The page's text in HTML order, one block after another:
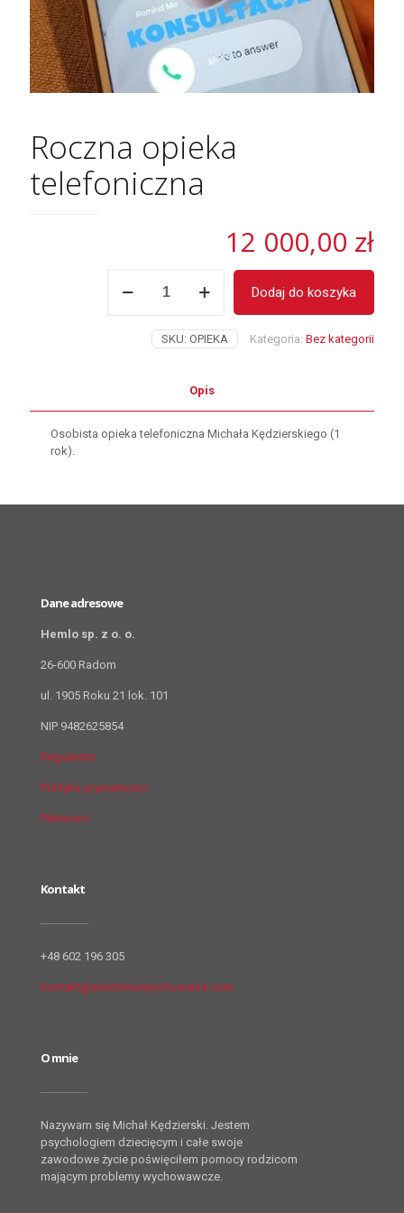
Roczna opieka
telefoniczna
12 000,00 zł
Roczna
telefoniczna
Dodaj do koszyka
SKU: OPIEKA Kategoria: Bez kategorii
Opis
Osobista opieka telefoniczna Michała Kędzierskiego (1
rok).
Dane adresowe
Hemlo sp. z o. o.
26-600 Radom
ul. 1905 Roku 21 lok. 101
NIP 9482625854
Regulamin
Polityka prywatnosci
Płatności
Kontakt
+48 602 196 305
kontakt@akademiawychowania.com
O mnie
Nazywam się Michał Kędzierski. Jestem
psychologiem dziecięcym i całe swoje
zawodowe życie poświęciłem pomocy rodzicom
mającym problemy wychowawcze.